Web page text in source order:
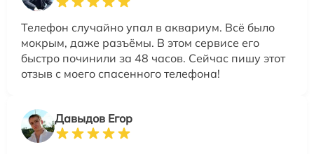
Телефон случайно упал в аквариум. Всё было
мокрым, даже разъёмы. В этом сервисе его
быстро починили за 48 часов. Сейчас пишу этот
отзыв с моего спасенного телефона!
Давыдов Егор